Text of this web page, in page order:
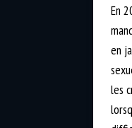
En
en
les